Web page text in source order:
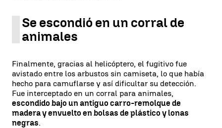
Se escondió en un corral de
animales
Finalmente, gracias al helicóptero, el fugitivo fue
avistado entre los arbustos sin camiseta, lo que había
hecho para camuflarse y así dificultar su detección.
Fue interceptado en un corral para animales,
escondido bajo un antiguo carro-remolque de
madera y envuelto en bolsas de plástico y lonas
negras.